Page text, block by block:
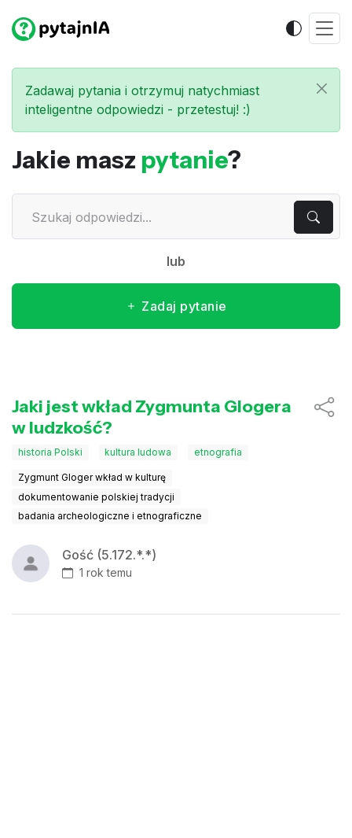
Zadawaj pytania i otrzymuj natychmiast
inteligentne odpowiedzi - przetestuj! :)
Jakie masz pytanie?
lub
Zadaj pytanie
Jaki jest wkład Zygmunta Glogera
w ludzkość?
historia Polski kultura ludowa etnografia
Zygmunt Gloger wkład w kulturę
dokumentowanie polskiej tradycji
badania archeologiczne i etnograficzne
Gość (5.172.*.*)
1 rok temu